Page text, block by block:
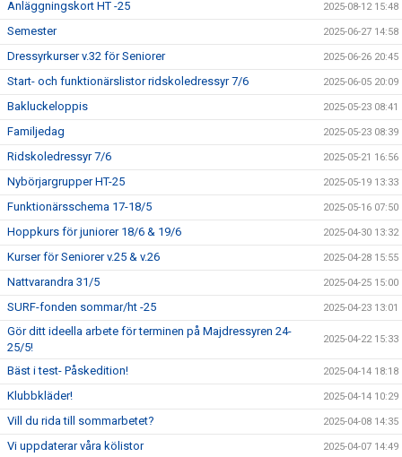
Anläggningskort HT -25 2025-08-12 15:48
Semester 2025-06-27 14:58
Dressyrkurser v.32 för Seniorer 2025-06-26 20:45
Start- och funktionärslistor ridskoledressyr 7/6 2025-06-05 20:09
Bakluckeloppis 2025-05-23 08:41
Familjedag 2025-05-23 08:39
Ridskoledressyr 7/6 2025-05-21 16:56
Nybörjargrupper HT-25 2025-05-19 13:33
Funktionärsschema 17-18/5 2025-05-16 07:50
Hoppkurs för juniorer 18/6 & 19/6 2025-04-30 13:32
Kurser för Seniorer v.25 & v.26 2025-04-28 15:55
Nattvarandra 31/5 2025-04-25 15:00
SURF-fonden sommar/ht -25 2025-04-23 13:01
Gör ditt ideella arbete för terminen på Majdressyren 24-
25/5!
2025-04-22 15:33
Bäst i test- Påskedition! 2025-04-14 18:18
Klubbkläder! 2025-04-14 10:29
Vill du rida till sommarbetet? 2025-04-08 14:35
Vi uppdaterar våra kölistor 2025-04-07 14:49